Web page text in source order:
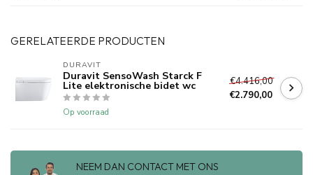
GERELATEERDE PRODUCTEN
DURAVIT
Duravit SensoWash Starck F
Lite elektronische bidet wc
Op voorraad
€4.416,00
€2.790,00
NEEM DAN CONTACT MET ONS